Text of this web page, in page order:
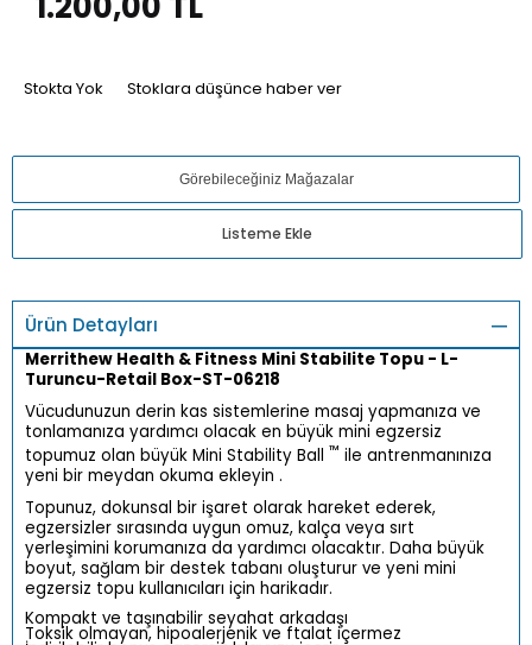
Stokta Yok Stoklara düşünce haber ver
Görebileceğiniz Mağazalar
Listeme Ekle
Ürün Detayları
Merrithew Health & Fitness Mini Stabilite Topu - L-
Turuncu-Retail Box-ST-06218
Vücudunuzun derin kas sistemlerine masaj yapmanıza ve
tonlamanıza yardımcı olacak en büyük mini egzersiz
topumuz olan büyük Mini Stability Ball ™ ile antrenmanınıza
yeni bir meydan okuma ekleyin .
Topunuz, dokunsal bir işaret olarak hareket ederek,
egzersizler sırasında uygun omuz, kalça veya sırt
yerleşimini korumanıza da yardımcı olacaktır. Daha büyük
boyut, sağlam bir destek tabanı oluşturur ve yeni mini
egzersiz topu kullanıcıları için harikadır.
Kompakt ve taşınabilir seyahat arkadaşı
Toksik olmayan, hipoalerjenik ve ftalat içermez